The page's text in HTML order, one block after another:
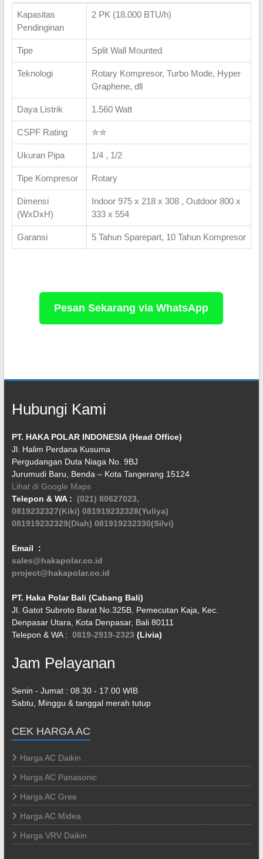
Kapasitas
Pendinginan
2 PK (18.000 BTU/h)
Tipe Split Wall Mounted
Teknologi
Rotary Kompresor, Turbo Mode, Hyper
Graphene, dll
Daya Listrik 1.560 Watt
CSPF Rating ✮✮
Ukuran Pipa 1/4 , 1/2
Tipe Kompresor Rotary
Dimensi
(WxDxH)
Indoor 975 x 218 x 308 , Outdoor 800 x
333 x 554
Garansi 5 Tahun Sparepart, 10 Tahun Kompresor
Pesan Sekarang via WhatsApp
Hubungi Kami
PT. HAKA POLAR INDONESIA (Head Office)
Jl. Halim Perdana Kusuma
Pergudangan Duta Niaga No. 9BJ
Jurumudi Baru, Benda – Kota Tangerang 15124
Lihat di Google Maps
Telepon & WA : (021) 80627023,
0819232327(Kiki) 081919232328(Yuliya)
081919232329(Diah) 081919232330(Silvi)
Email :
sales@hakapolar.co.id
project@hakapolar.co.id
PT. Haka Polar Bali (Cabang Bali)
Jl. Gatot Subroto Barat No.325B, Pemecutan Kaja, Kec.
Denpasar Utara, Kota Denpasar, Bali 80111
Telepon & WA : 0819-2919-2323 (Livia)
Jam Pelayanan
Senin - Jumat : 08.30 - 17.00 WIB
Sabtu, Minggu & tanggal merah tutup
CEK HARGA AC
Harga AC Daikin
Harga AC Panasonic
Harga AC Gree
Harga AC Midea
Harga VRV Daikin